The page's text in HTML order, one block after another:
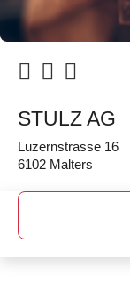
STULZ AG
Luzernstrasse 16
6102 Malters